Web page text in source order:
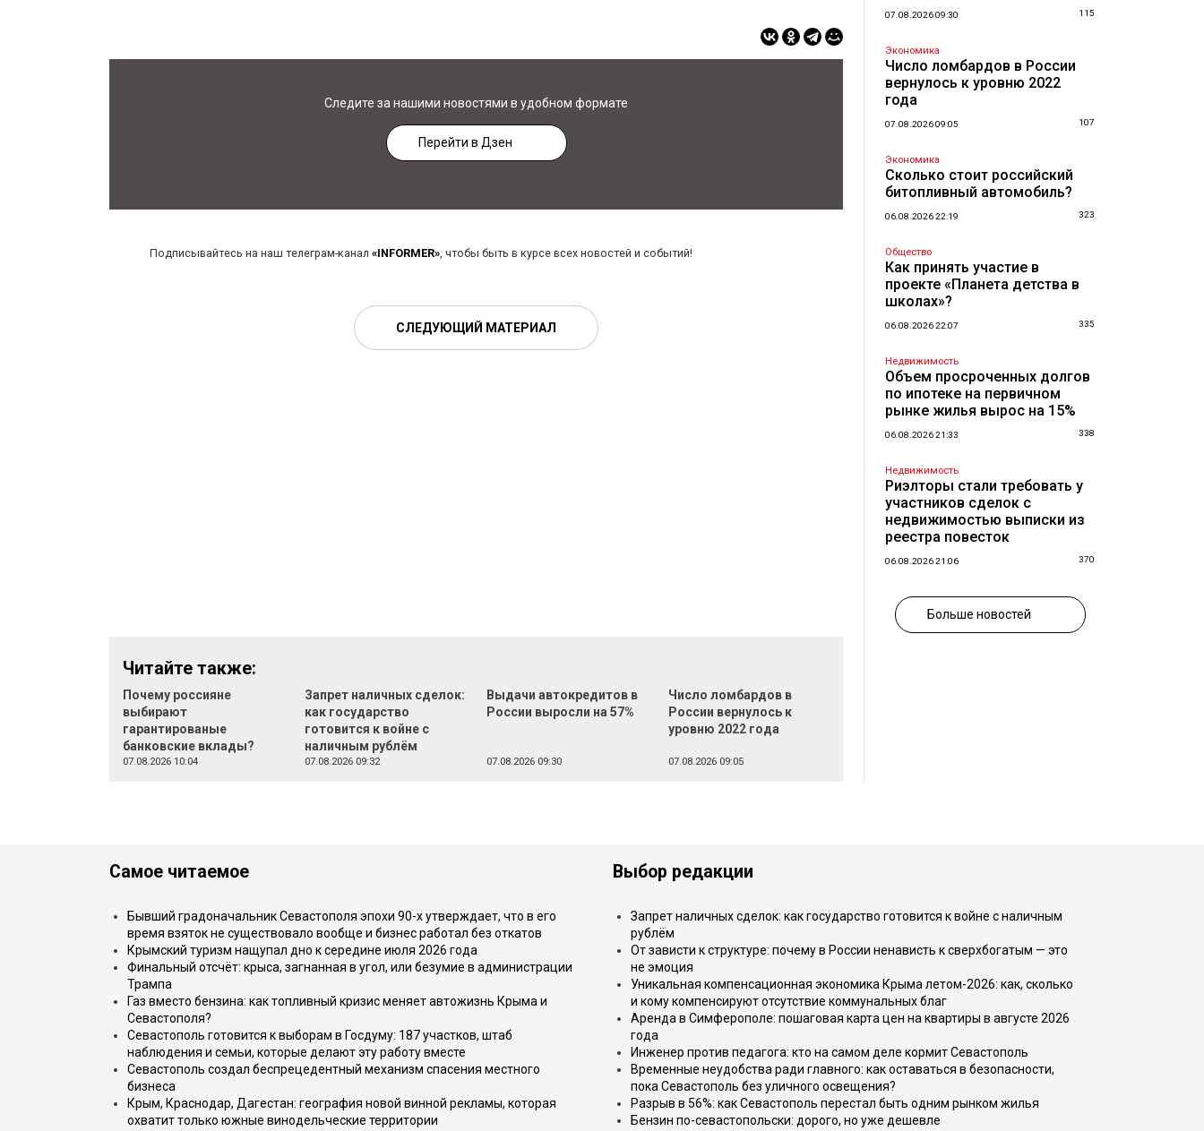
Следите за нашими новостями в удобном формате
Перейти в Дзен
Подписывайтесь на наш телеграм-канал «INFORMER», чтобы быть в курсе всех новостей и событий!
СЛЕДУЮЩИЙ МАТЕРИАЛ
Читайте также:
Почему россияне
выбирают
гарантированые
банковские вклады?
07.08.2026 10:04
Запрет наличных сделок:
как государство
готовится к войне с
наличным рублём
07.08.2026 09:32
Выдачи автокредитов в
России выросли на 57%
07.08.2026 09:30
Число ломбардов в
России вернулось к
уровню 2022 года
07.08.2026 09:05
07.08.2026 09:30 115
Экономика
Число ломбардов в России
вернулось к уровню 2022
года
07.08.2026 09:05 107
Экономика
Сколько стоит российский
битопливный автомобиль?
06.08.2026 22:19 323
Общество
Как принять участие в
проекте «Планета детства в
школах»?
06.08.2026 22:07 335
Недвижимость
Объем просроченных долгов
по ипотеке на первичном
рынке жилья вырос на 15%
06.08.2026 21:33 338
Недвижимость
Риэлторы стали требовать у
участников сделок с
недвижимостью выписки из
реестра повесток
06.08.2026 21:06 370
Больше новостей
Самое читаемое
Бывший градоначальник Севастополя эпохи 90-х утверждает, что в его
время взяток не существовало вообще и бизнес работал без откатов
Крымский туризм нащупал дно к середине июля 2026 года
Финальный отсчёт: крыса, загнанная в угол, или безумие в администрации
Трампа
Газ вместо бензина: как топливный кризис меняет автожизнь Крыма и
Севастополя?
Севастополь готовится к выборам в Госдуму: 187 участков, штаб
наблюдения и семьи, которые делают эту работу вместе
Севастополь создал беспрецедентный механизм спасения местного
бизнеса
Крым, Краснодар, Дагестан: география новой винной рекламы, которая
охватит только южные винодельческие территории
Выбор редакции
Запрет наличных сделок: как государство готовится к войне с наличным
рублём
От зависти к структуре: почему в России ненависть к сверхбогатым — это
не эмоция
Уникальная компенсационная экономика Крыма летом-2026: как, сколько
и кому компенсируют отсутствие коммунальных благ
Аренда в Симферополе: пошаговая карта цен на квартиры в августе 2026
года
Инженер против педагога: кто на самом деле кормит Севастополь
Временные неудобства ради главного: как оставаться в безопасности,
пока Севастополь без уличного освещения?
Разрыв в 56%: как Севастополь перестал быть одним рынком жилья
Бензин по-севастопольски: дорого, но уже дешевле